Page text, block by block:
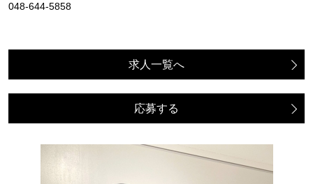
048-644-5858
求人一覧へ
応募する